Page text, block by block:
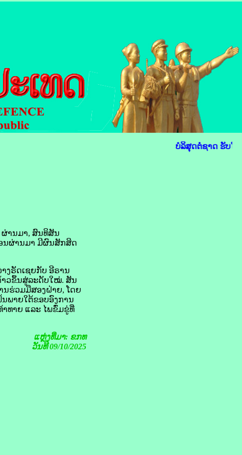
ບໍລິສຸດຕໍ່ຊາດ ຮັບໃຊ້
ຜ່ານ​ມາ, ສົນທິສັນ
ນຜ່ານມາ ​ມີ​ຜົນ​ສັກສິດ​
ຣັດ​ເຊຍ​ກັບ ​ອີ​ຣານ
າວ​ຂຶ້ນ​ສູ່​ລະດັບ​ໃໝ່. ສັນ
ນ​ຮ່ວມ​ມື​ສອງ​ຝ່າຍ, ໂດຍ​
ພາຍ​ໃຕ້​ຂອບ​ອົງ​ການ
ທາຍ ແລະ ໄພ​ຂົ່ມຂູ່​ທີ່​
ແຫຼ່ງທີ່ມາ: ຂກທ
ວັນທີ 09/10/2025